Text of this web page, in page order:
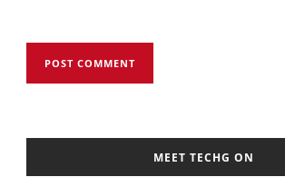
MEET TECHG ON